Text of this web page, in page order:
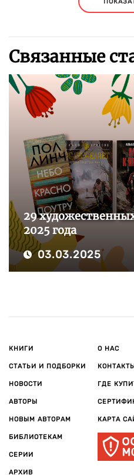
Связанные
29
2025 года
03.03.2025
КНИГИ
СТАТЬИ И ПОДБОРКИ
НОВОСТИ
АВТОРЫ
НОВЫМ АВТОРАМ
БИБЛИОТЕКАМ
СЕРИИ
АРХИВ
О НАС
ГДЕ
КАРТА